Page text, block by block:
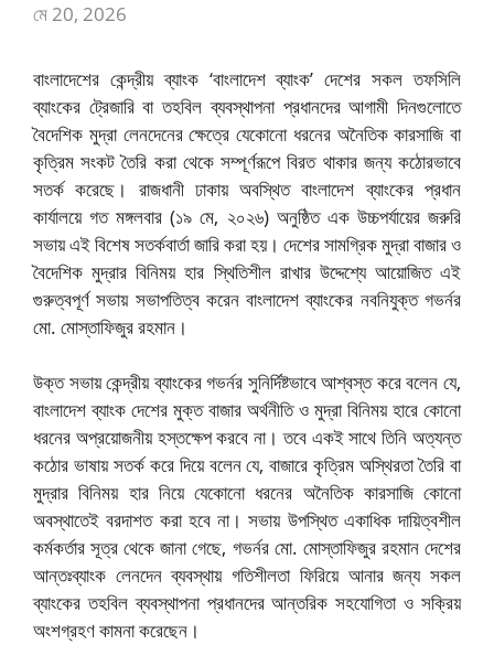
মে 20, 2026
বাংলাদেশের কেন্দ্রীয় ব্যাংক ‘বাংলাদেশ ব্যাংক’ দেশের সকল তফসিলি
ব্যাংকের ট্রেজারি বা তহবিল ব্যবস্থাপনা প্রধানদের আগামী দিনগুলোতে
বৈদেশিক মুদ্রা লেনদেনের ক্ষেত্রে যেকোনো ধরনের অনৈতিক কারসাজি বা
কৃত্রিম সংকট তৈরি করা থেকে সম্পূর্ণরূপে বিরত থাকার জন্য কঠোরভাবে
সতর্ক করেছে। রাজধানী ঢাকায় অবস্থিত বাংলাদেশ ব্যাংকের প্রধান
কার্যালয়ে গত মঙ্গলবার (১৯ মে, ২০২৬) অনুষ্ঠিত এক উচ্চপর্যায়ের জরুরি
সভায় এই বিশেষ সতর্কবার্তা জারি করা হয়। দেশের সামগ্রিক মুদ্রা বাজার ও
বৈদেশিক মুদ্রার বিনিময় হার স্থিতিশীল রাখার উদ্দেশ্যে আয়োজিত এই
গুরুত্বপূর্ণ সভায় সভাপতিত্ব করেন বাংলাদেশ ব্যাংকের নবনিযুক্ত গভর্নর
মো. মোস্তাফিজুর রহমান।
উক্ত সভায় কেন্দ্রীয় ব্যাংকের গভর্নর সুনির্দিষ্টভাবে আশ্বস্ত করে বলেন যে,
বাংলাদেশ ব্যাংক দেশের মুক্ত বাজার অর্থনীতি ও মুদ্রা বিনিময় হারে কোনো
ধরনের অপ্রয়োজনীয় হস্তক্ষেপ করবে না। তবে একই সাথে তিনি অত্যন্ত
কঠোর ভাষায় সতর্ক করে দিয়ে বলেন যে, বাজারে কৃত্রিম অস্থিরতা তৈরি বা
মুদ্রার বিনিময় হার নিয়ে যেকোনো ধরনের অনৈতিক কারসাজি কোনো
অবস্থাতেই বরদাশত করা হবে না। সভায় উপস্থিত একাধিক দায়িত্বশীল
কর্মকর্তার সূত্র থেকে জানা গেছে, গভর্নর মো. মোস্তাফিজুর রহমান দেশের
আন্তঃব্যাংক লেনদেন ব্যবস্থায় গতিশীলতা ফিরিয়ে আনার জন্য সকল
ব্যাংকের তহবিল ব্যবস্থাপনা প্রধানদের আন্তরিক সহযোগিতা ও সক্রিয়
অংশগ্রহণ কামনা করেছেন।